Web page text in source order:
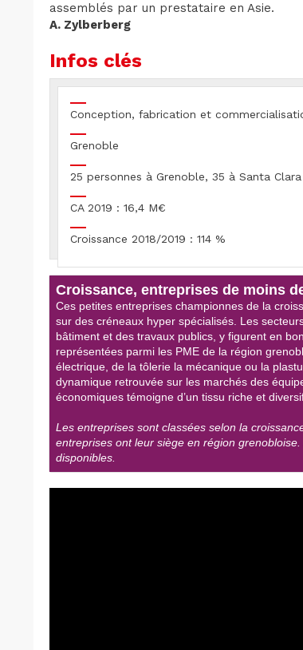
assemblés par un prestataire en Asie.
A. Zylberberg
Infos clés
Conception, fabrication et
Grenoble
25 personnes à Grenoble, 35 à Santa Clara
CA 2019 : 16,4 M€
Croissance 2018/2019 : 114 %
Croissance, entreprises de moins
Ces petites entreprises championnes de la
sur des créneaux hyper spécialisés. Les
bâtiment et des travaux publics, y figurent en
représentées parmi les PME de la région
électrique, de la tôlerie la mécanique ou la
dynamique retrouvée sur les marchés des
économiques témoigne d’un tissu riche et
Les entreprises sont classées selon la
entreprises ont leur siège en région
disponibles.